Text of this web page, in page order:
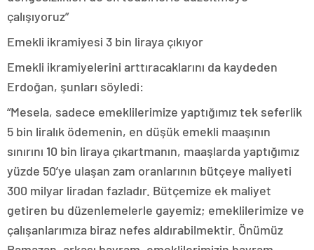
çalışıyoruz”
Emekli ikramiyesi 3 bin liraya çıkıyor
Emekli ikramiyelerini arttıracaklarını da kaydeden
Erdoğan, şunları söyledi:
“Mesela, sadece emeklilerimize yaptığımız tek seferlik
5 bin liralık ödemenin, en düşük emekli maaşının
sınırını 10 bin liraya çıkartmanın, maaşlarda yaptığımız
yüzde 50’ye ulaşan zam oranlarının bütçeye maliyeti
300 milyar liradan fazladır. Bütçemize ek maliyet
getiren bu düzenlemelerle gayemiz; emeklilerimize ve
çalışanlarımıza biraz nefes aldırabilmektir. Önümüz